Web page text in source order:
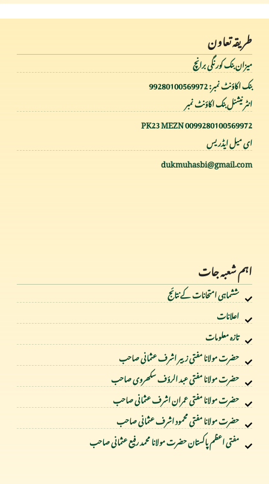
طریقہ تعاون
میزان بنک کورنگی برانچ
بنک اکاؤنٹ نمبر: 99280100569972
انٹر نیشنل بنک اکاؤنٹ نمبر
PK23 MEZN 0099280100569972
ای میل ایڈریس
dukmuhasbi@gmail.com
اہم شعبہ جات
ششماہی امتحانات کے نتائج
اعلانات
تازہ معلومات
حضرت مولانا مفتی زبیر اشرف عثمانی صاحب
حضرت مولانا مفتی عبد الرؤف سکھروی صاحب
حضرت مولانا مفتی عمران اشرف عثمانی صاحب
حضرت مولانا مفتی محمود اشرف عثمانی صاحب
مفتی اعظم پاکستان حضرت مولانا محمد رفیع عثمانی صاحب